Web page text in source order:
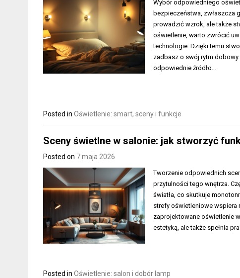
Wybór odpowiedniego
bezpieczeństwa, zwłaszcza
prowadzić wzrok, ale także
oświetlenie, warto zwrócić
technologie. Dzięki temu
zadbasz o swój rytm
odpowiednie źródło…
Posted in Oświetlenie: smart, sceny i funkcje
Sceny świetlne w salonie: jak stworzyć
Posted on 7 maja 2026
Tworzenie odpowiednich
przytulności tego wnętrza.
światła, co skutkuje
strefy oświetleniowe wspiera
zaprojektowane oświetlenie
estetyką, ale także spełnia
Posted in Oświetlenie: salon i dobór lamp